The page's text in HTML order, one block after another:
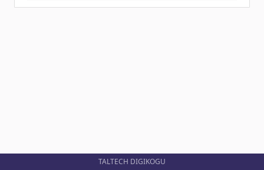
TALTECH DIGIKOGU